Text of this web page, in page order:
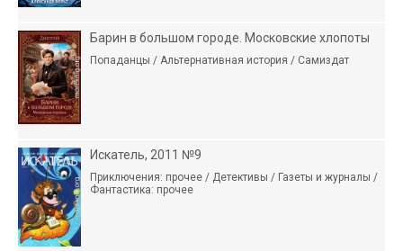
Барин в большом городе. Московские хлопоты
Попаданцы / Альтернативная история / Самиздат
Искатель, 2011 №9
Приключения: прочее / Детективы / Газеты и журналы /
Фантастика: прочее